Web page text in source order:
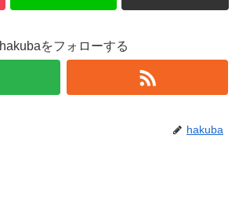
hakubaをフォローする
hakuba